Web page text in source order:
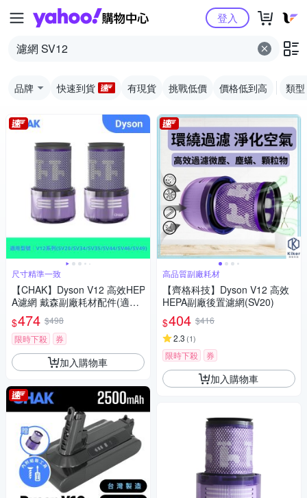
Yahoo購物中心登入
品牌 快速到貨 有現貨 挑戰低價 價格低到高 類型
尺寸精準一致
【CHAK】Dyson V12 高效HEP
A濾網 戴森副廠耗材配件(適用S
V20/SV34/SV35/SV44/SV46/SV
49機型 2入組)
$474 $498
限時下殺
券
加入購物車
高品質副廠耗材
【齊格科技】Dyson V12 高效
HEPA副廠後置濾網(SV20)
$404 $416
2.3 (1)
限時下殺 券
加入購物車